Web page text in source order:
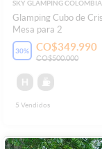
SKY GLAMPING COLOMBIA
Glamping Cubo de
Mesa para 2
30% CO$349.990
CO$500.000
5 Vendidos